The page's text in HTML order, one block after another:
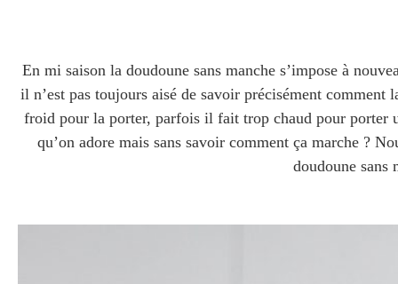
En mi saison la doudoune sans manche s’impose à
il n’est pas toujours aisé de savoir précisément
froid pour la porter, parfois il fait trop chaud pour porter
qu’on adore mais sans savoir comment ça marche ?
doudoune sans